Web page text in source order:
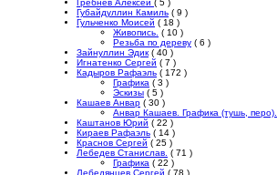
Гребнев Алексей ( 5 )
Губайдуллин Камиль ( 9 )
Гульченко Моисей ( 18 )
Живопись. ( 10 )
Резьба по дереву ( 6 )
Зайнуллин Эдик ( 40 )
Игнатенко Сергей ( 7 )
Кадыров Рафаэль ( 172 )
Графика ( 3 )
Эскизы ( 5 )
Кашаев Анвар ( 30 )
Анвар Кашаев. Графика (тушь, перо).
Каштанов Юрий ( 22 )
Кираев Рафаэль ( 14 )
Краснов Сергей ( 25 )
Лебедев Станислав. ( 71 )
Графика ( 22 )